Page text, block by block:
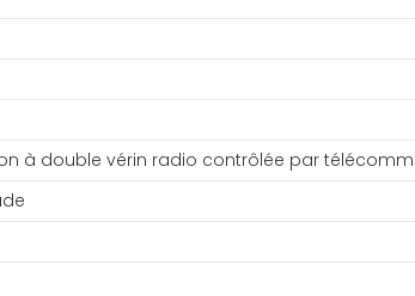
à double vérin radio contrôlée par